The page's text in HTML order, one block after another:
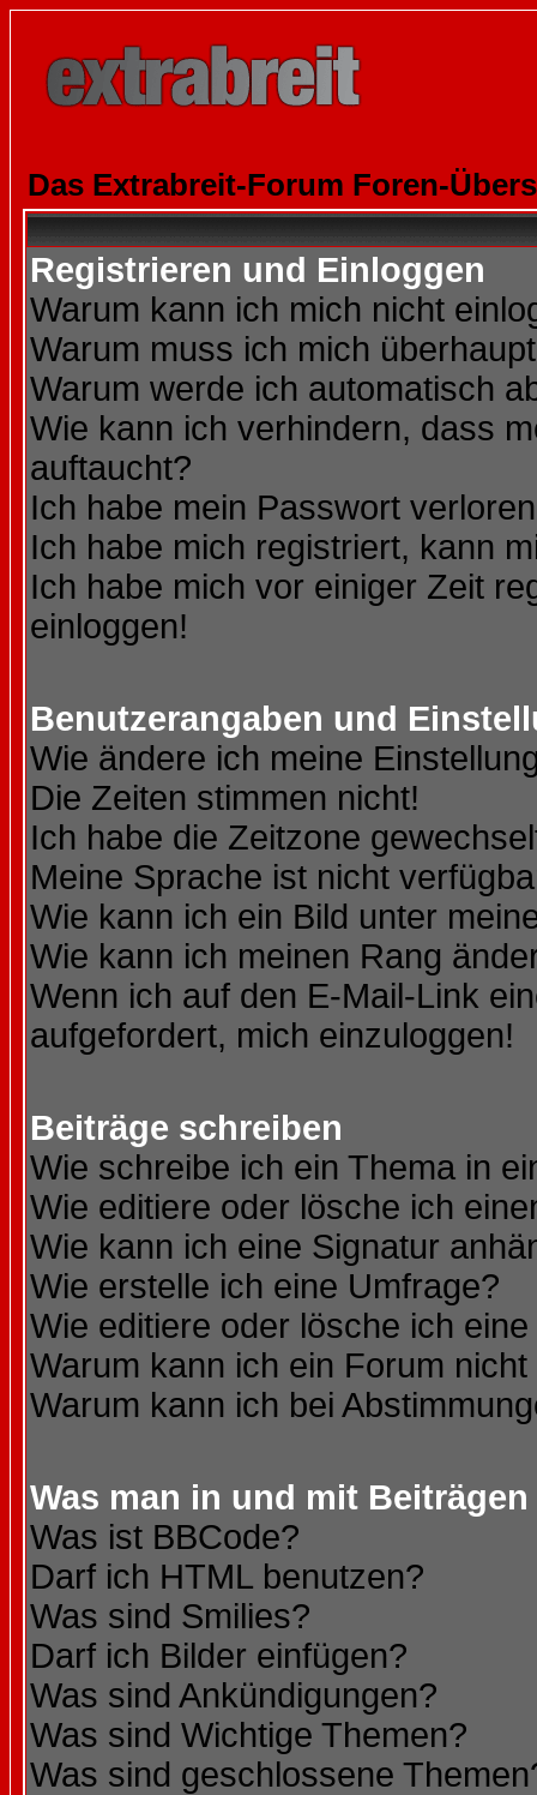
Das Extrabreit-Forum Foren-
Registrieren und Einloggen
Warum kann ich mich nicht
Warum muss ich mich
Warum werde ich automatisch
Wie kann ich verhindern, dass
auftaucht?
Ich habe mein Passwort
Ich habe mich registriert, kann
Ich habe mich vor einiger Zeit
einloggen!
Benutzerangaben und
Wie ändere ich meine
Die Zeiten stimmen nicht!
Ich habe die Zeitzone
Meine Sprache ist nicht
Wie kann ich ein Bild unter
Wie kann ich meinen Rang
Wenn ich auf den E-Mail-Link
aufgefordert, mich einzuloggen!
Beiträge schreiben
Wie schreibe ich ein Thema in
Wie editiere oder lösche ich
Wie kann ich eine Signatur
Wie erstelle ich eine Umfrage?
Wie editiere oder lösche ich
Warum kann ich ein Forum
Warum kann ich bei
Was man in und mit
Was ist BBCode?
Darf ich HTML benutzen?
Was sind Smilies?
Darf ich Bilder einfügen?
Was sind Ankündigungen?
Was sind Wichtige Themen?
Was sind geschlossene